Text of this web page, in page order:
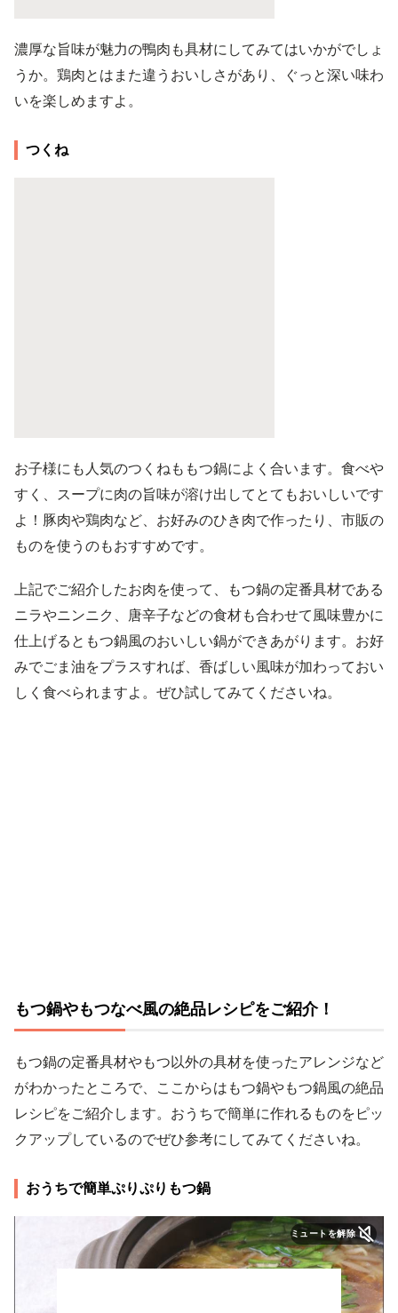
濃厚な旨味が魅力の鴨肉も具材にしてみてはいかがでしょ
うか。鶏肉とはまた違うおいしさがあり、ぐっと深い味わ
いを楽しめますよ。
つくね
お子様にも人気のつくねももつ鍋によく合います。食べや
すく、スープに肉の旨味が溶け出してとてもおいしいです
よ！豚肉や鶏肉など、お好みのひき肉で作ったり、市販の
ものを使うのもおすすめです。
上記でご紹介したお肉を使って、もつ鍋の定番具材である
ニラやニンニク、唐辛子などの食材も合わせて風味豊かに
仕上げるともつ鍋風のおいしい鍋ができあがります。お好
みでごま油をプラスすれば、香ばしい風味が加わっておい
しく食べられますよ。ぜひ試してみてくださいね。
もつ鍋やもつなべ風の絶品レシピをご紹介！
もつ鍋の定番具材やもつ以外の具材を使ったアレンジなど
がわかったところで、ここからはもつ鍋やもつ鍋風の絶品
レシピをご紹介します。おうちで簡単に作れるものをピッ
クアップしているのでぜひ参考にしてみてくださいね。
おうちで簡単ぷりぷりもつ鍋
ミュートを解除